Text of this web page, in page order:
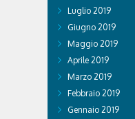
Luglio 2019
Giugno 2019
Maggio 2019
Aprile 2019
Marzo 2019
Febbraio 2019
Gennaio 2019